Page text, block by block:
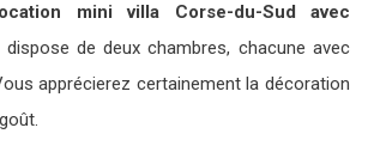
location mini villa Corse-du-Sud avec
dispose de deux chambres, chacune avec
apprécierez certainement la décoration